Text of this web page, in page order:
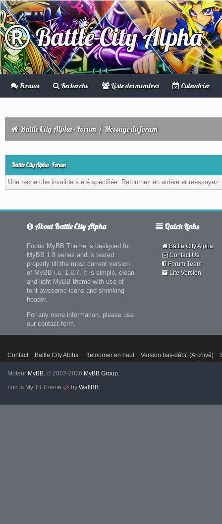
Battle City Alpha
Forums Recherche Liste des membres Calendrier
Battle City Alpha - Forum / Message du forum
Battle City Alpha - Forum
Une recherche invalide a été spécifiée. Retournez en arrière et réessayez.
About Battle City Alpha
Focus MyBB Theme is designed for
MyBB 1.8 series and is tested
properly till the most current version
of MyBB i.e. 1.8.7. It is simple, clean
and light MyBB theme with use of
font-awesome icons and shrinking
header.
For any more information, please use
our contact form.
Quick Links
Battle City Alpha
Contact Us
Forum Team
Lite Version
Contact Battle City Alpha Retourner en haut Version bas-débit (Archivé)
Moteur MyBB, © 2002-2026 MyBB Group.
Focus MyBB Theme
by WallBB